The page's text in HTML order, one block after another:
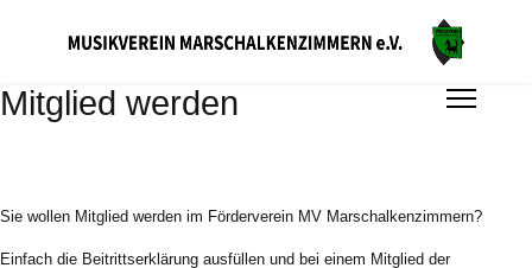
Mitglied werden
Sie wollen Mitglied werden im Förderverein MV Marschalkenzimmern?
Einfach die Beitrittserklärung ausfüllen und bei einem Mitglied der